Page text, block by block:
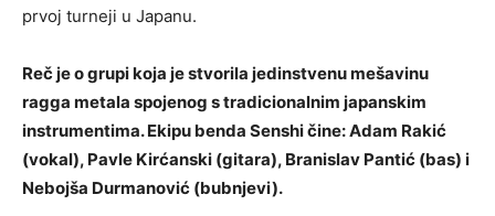
prvoj turneji u Japanu.
Reč je o grupi koja je stvorila jedinstvenu mešavinu
ragga metala spojenog s tradicionalnim japanskim
instrumentima. Ekipu benda Senshi čine: Adam Rakić
(vokal), Pavle Kirćanski (gitara), Branislav Pantić (bas) i
Nebojša Durmanović (bubnjevi).